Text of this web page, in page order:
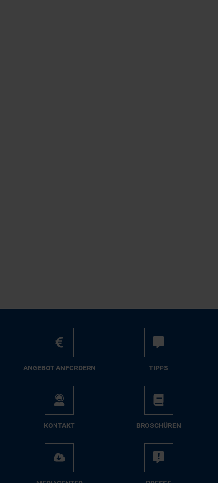
AN­GE­BOT AN­FOR­DERN TIPPS
KON­TAKT BRO­SCHÜ­REN